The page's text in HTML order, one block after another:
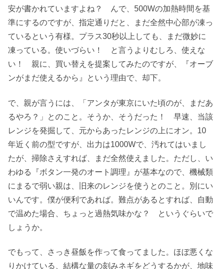
安が書かれていますよね？ んで、500Wの加熱時間を基
準にするのですが、指定通りだと、まだ全然中心部が凍っ
ているという有様。プラス30秒以上しても、まだ微妙に
凍っている。使いづらい！ と言うよりむしろ、使えな
い！ 親に、買い替えを提案してみたのですが、『オーブ
ンがまだ使えるから』という理由で、却下。
で、親が言うには、「アンタが東京にいた頃のが、まだあ
るやろ？」とのこと。そうか、そうだった！ 早速、当該
レンジを発掘して、元からあったレンジの上にオン。10
年近く前の型ですが、出力は1000Wで、汚れてはいまし
たが、掃除さえすれば、まだ全然使えました。ただし、い
わゆる『ボタン一発のオート調理』が基本なので、機械類
にまるで弱い親は、旧来のレンジを使うとのこと。別にい
いんです。僕が便利であれば。難点があるとすれば、自動
で温めた場合、ちょっと過熱気味かな？ というぐらいで
しょうか。
でもって、さっき昼飯を作って食ってました。ほぼ悪くな
りかけている、結構な量の刻みネギをどうするかが、地味